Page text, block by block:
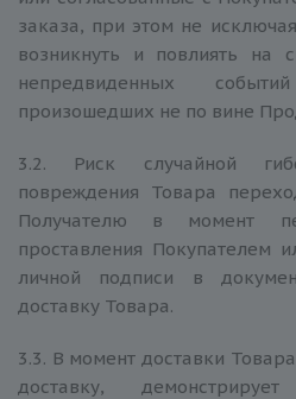
заказа, при этом не
возникнуть и повлиять на
непредвиденных
произошедших не по вине
3.2. Риск случайной
повреждения Товара
Получателю в момент
проставления Покупателем
личной подписи в
доставку Товара.
3.3. В момент доставки
доставку,